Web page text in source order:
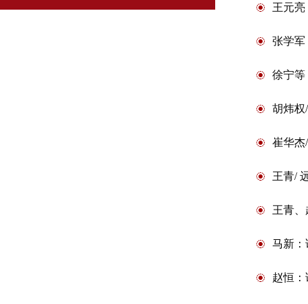
王元
张学军
徐宁等
胡炜权
崔华杰
王青/
王青
马新：
赵恒